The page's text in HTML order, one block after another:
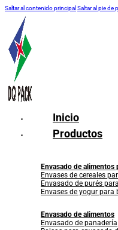
Saltar al contenido principal Saltar al pie de
Inicio
Productos
Envasado de alimentos
Envases de cereales
Envasado de purés
Envases de yogur para
Envasado de alimentos
Envasado de panadería